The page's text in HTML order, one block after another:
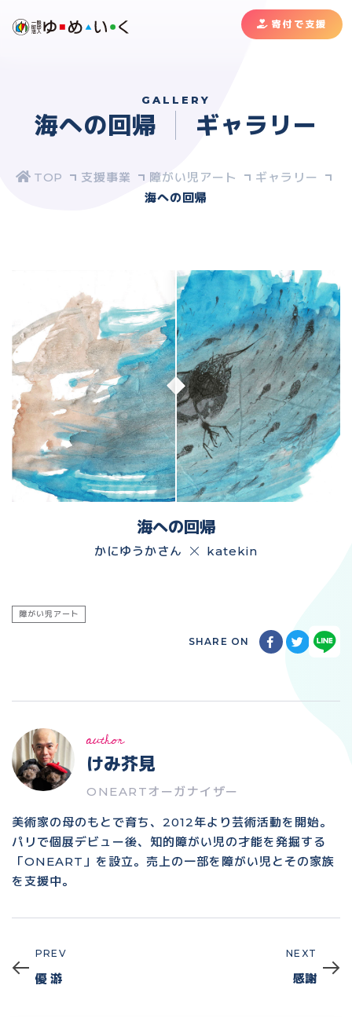
寄付で支援
GALLERY
海への回帰 ギャラリー
支援事業 障がい児アート
ギャラリー
海への回帰
海への回帰
かにゆうかさん katekin
障がい児アート
SHARE ON
author
けみ芥見
ONEARTオーガナイザー
美術家の母のもとで育ち、2012年より芸術活動を開始。
パリで個展デビュー後、知的障がい児の才能を発掘する
「ONEART」を設立。売上の一部を障がい児とその家族
を支援中。
Prev
PREV
優 游
Next
NEXT
感謝